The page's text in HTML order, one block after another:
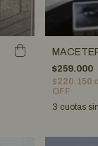
$259.000
$220.150
OFF
3 cuotas